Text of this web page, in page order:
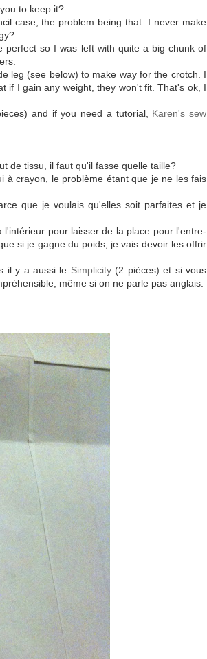
to keep it?
case, the problem being that I never make
so I was left with quite a big chunk of
leg (see below) to make way for the crotch. I
if I gain any weight, they won't fit. That's ok, I
and if you need a tutorial, Karen's sew
de tissu, il faut qu'il fasse quelle taille?
à crayon, le problème étant que je ne les fais
que je voulais qu'elles soit parfaites et je
pour laisser de la place pour l'entre-
si je gagne du poids, je vais devoir les offrir
il y a aussi le Simplicity(2 pièces) et si vous
même si on ne parle pas anglais.